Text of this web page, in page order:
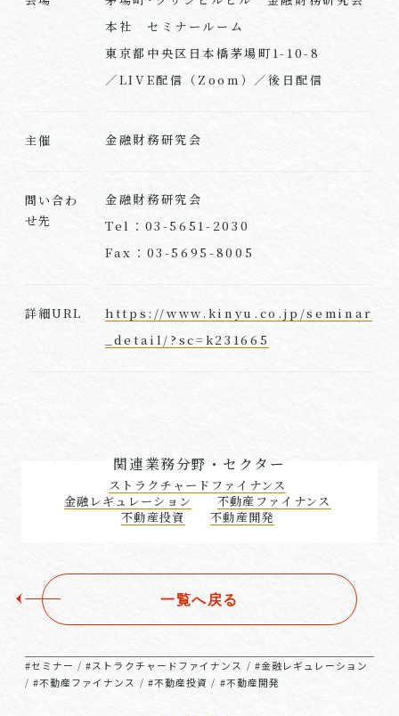
本社 セミナールーム
東京都中央区日本橋茅場町1-10-8
／LIVE配信（Zoom）／後日配信
主催 金融財務研究会
問い合わ
せ先
金融財務研究会
Tel：03-5651-2030
Fax：03-5695-8005
詳細URL
https://www.kinyu.co.jp/seminar
_detail/?sc=k231665
関連業務分野・セクター
ストラクチャードファイナンス
金融レギュレーション
不動産ファイナンス
不動産投資
不動産開発
一覧へ戻る
#セミナー /#ストラクチャードファイナンス / #金融レギュレーション
/ #不動産ファイナンス / #不動産投資 / #不動産開発